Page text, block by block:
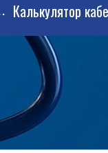
Калькулятор